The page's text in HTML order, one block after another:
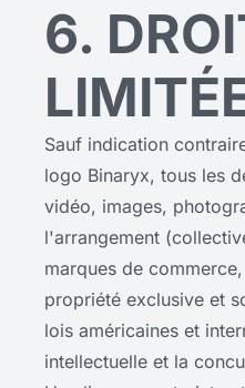
6.
Sauf indication
logo Binaryx, tous les
vidéo, images,
l'arrangement
marques de
propriété exclusive et
lois américaines et
intellectuelle et la